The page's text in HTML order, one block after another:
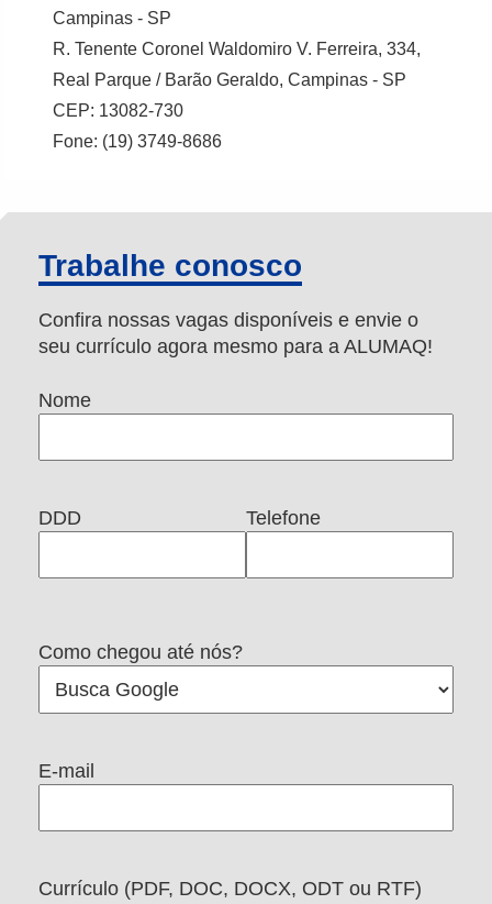
Campinas - SP
R. Tenente Coronel Waldomiro V. Ferreira, 334,
Real Parque / Barão Geraldo, Campinas - SP
CEP: 13082-730
Fone: (19) 3749-8686
Trabalhe conosco
Confira nossas vagas disponíveis e envie o
seu currículo agora mesmo para a ALUMAQ!
Nome
DDD Telefone
Como chegou até nós?
E-mail
Currículo (PDF, DOC, DOCX, ODT ou RTF)